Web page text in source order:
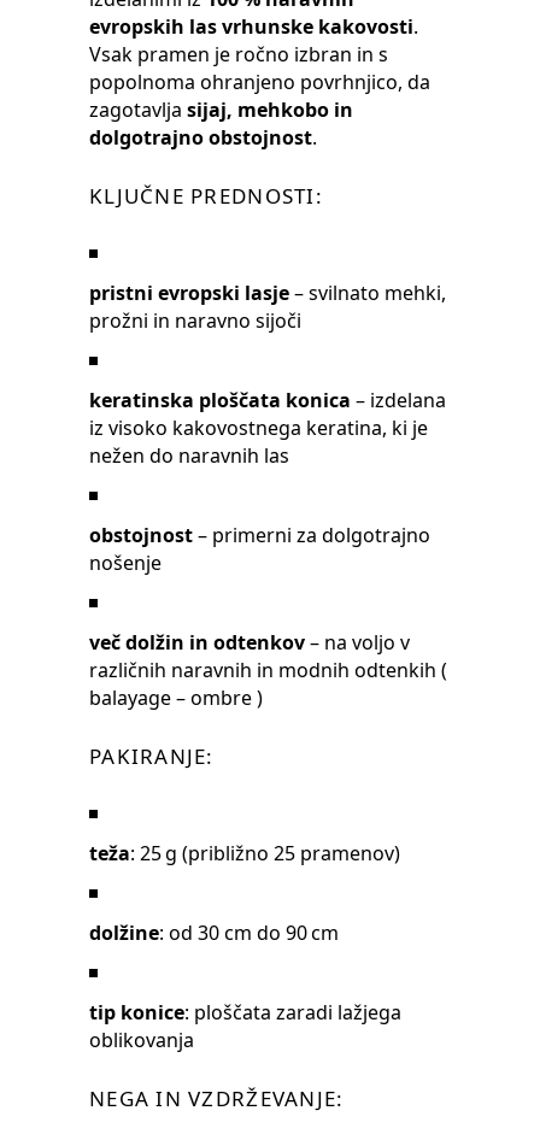
evropskih las vrhunske kakovosti.
Vsak pramen je ročno izbran in s
popolnoma ohranjeno povrhnjico, da
zagotavlja sijaj, mehkobo in
dolgotrajno obstojnost.
KLJUČNE PREDNOSTI:
pristni evropski lasje– svilnato mehki,
prožni in naravno sijoči
keratinska ploščata konica – izdelana
iz visoko kakovostnega keratina, ki je
nežen do naravnih las
obstojnost– primerni za dolgotrajno
nošenje
več dolžin in odtenkov– na voljo v
različnih naravnih in modnih odtenkih (
balayage – ombre )
PAKIRANJE:
teža: 25 g (približno 25 pramenov)
dolžine: od 30 cm do 90 cm
tip konice: ploščata zaradi lažjega
oblikovanja
NEGA IN VZDRŽEVANJE: